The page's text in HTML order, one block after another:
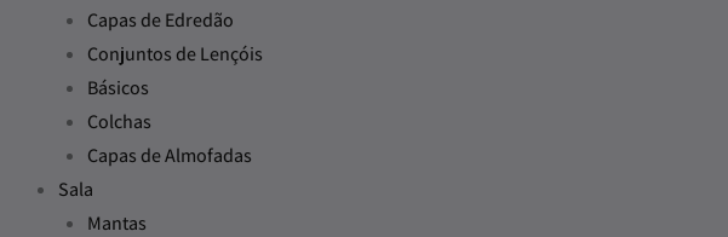
Capas de Edredão
Conjuntos de Lençóis
Básicos
Colchas
Capas de Almofadas
Sala
Mantas